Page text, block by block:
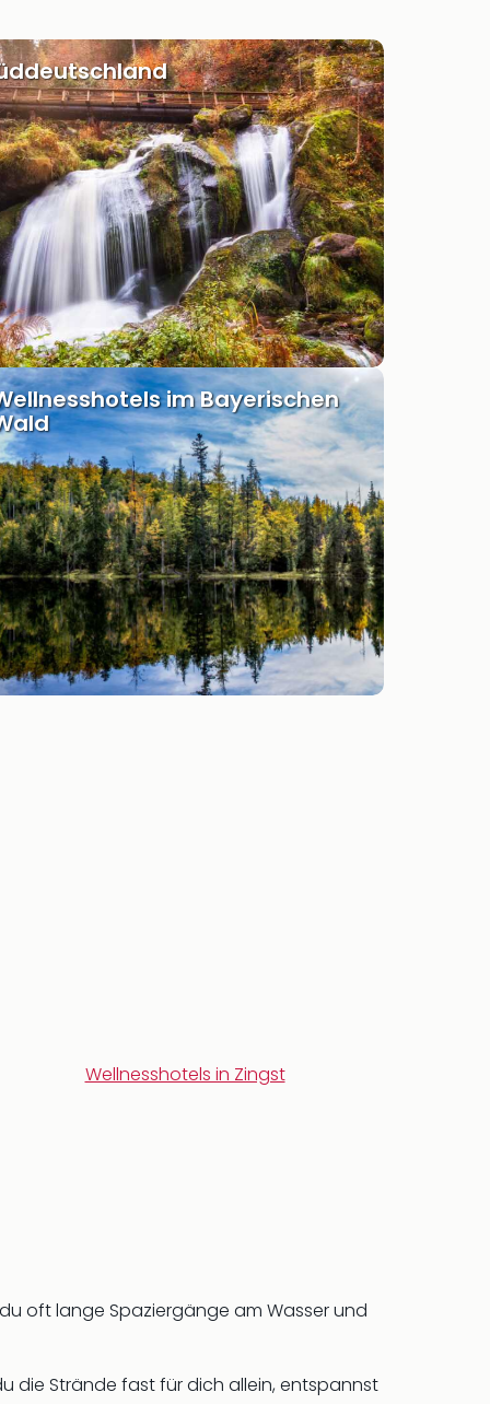
im Bayerischen
Wellnesshotels in Zingst
oft lange Spaziergänge am Wasser und
die Strände fast für dich allein, entspannst